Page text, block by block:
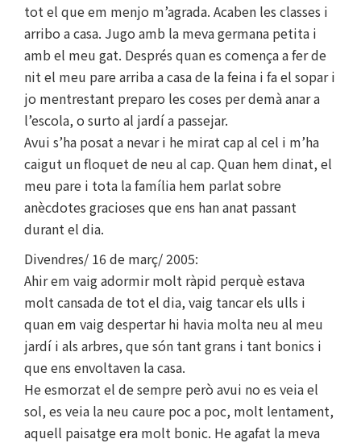
tot el que em menjo m’agrada. Acaben les classes i
arribo a casa. Jugo amb la meva germana petita i
amb el meu gat. Després quan es comença a fer de
nit el meu pare arriba a casa de la feina i fa el sopar i
jo mentrestant preparo les coses per demà anar a
l’escola, o surto al jardí a passejar.
Avui s’ha posat a nevar i he mirat cap al cel i m’ha
caigut un floquet de neu al cap. Quan hem dinat, el
meu pare i tota la família hem parlat sobre
anècdotes gracioses que ens han anat passant
durant el dia.
Divendres/ 16 de març/ 2005:
Ahir em vaig adormir molt ràpid perquè estava
molt cansada de tot el dia, vaig tancar els ulls i
quan em vaig despertar hi havia molta neu al meu
jardí i als arbres, que són tant grans i tant bonics i
que ens envoltaven la casa.
He esmorzat el de sempre però avui no es veia el
sol, es veia la neu caure poc a poc, molt lentament,
aquell paisatge era molt bonic. He agafat la meva